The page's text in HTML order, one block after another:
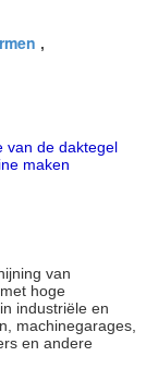
,
van de daktegel
maken
van
hoge
industriële en
machinegarages,
en andere